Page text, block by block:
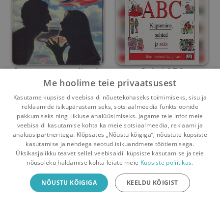
Armastus, nauding ja
seitsmes taevas
Yvonne Jotz
Umbes 9 aastattagasi
Seksi ABC
Miriam Stoppard
Umbes 10 aastattagasi
Pealehele Ostukorv Sõnumid Teated Konto
Raamatuvahetuse mobiiliäpp
Vaheta raamatuid veelgi mugavamalt!
Me hoolime teie privaatsusest
Kasutame küpsiseid veebisaidi nõuetekohaseks toimimiseks, sisu ja
reklaamide isikupärastamiseks, sotsiaalmeedia funktsioonide
pakkumiseks ning liikluse analüüsimiseks. Jagame teie infot meie
veebisaidi kasutamise kohta ka meie sotsiaalmeedia, reklaami ja
analüüsipartneritega. Klõpsates „Nõustu kõigiga“, nõustute küpsiste
kasutamise ja nendega seotud isikuandmete töötlemisega.
Üksikasjalikku teavet sellel veebisaidil küpsiste kasutamise ja teie
nõusoleku haldamise kohta leiate meie Küpsiste poliitikas.
NÕUSTU KÕIGIGA KEELDU KÕIGIST